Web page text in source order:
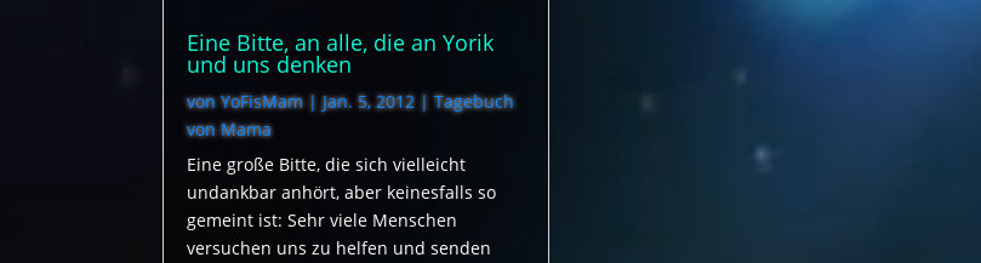
Eine Bitte, an alle, die an Yorik
und uns denken
vonYoFisMam|Jan. 5, 2012 |Tagebuch
von Mama
Eine große Bitte, die sich vielleicht
undankbar anhört, aber keinesfalls so
gemeint ist: Sehr viele Menschen
versuchen uns zu helfen und senden